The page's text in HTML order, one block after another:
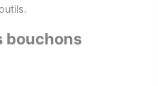
bouchons